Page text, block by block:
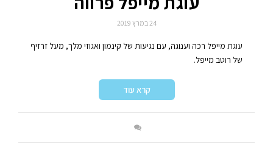
24 במרץ 2019
עוגת מייפל רכה וענוגה, עם נגיעות של קינמון ואגוזי מלך, מעל זרזיף
של רוטב מייפל.
קרא עוד